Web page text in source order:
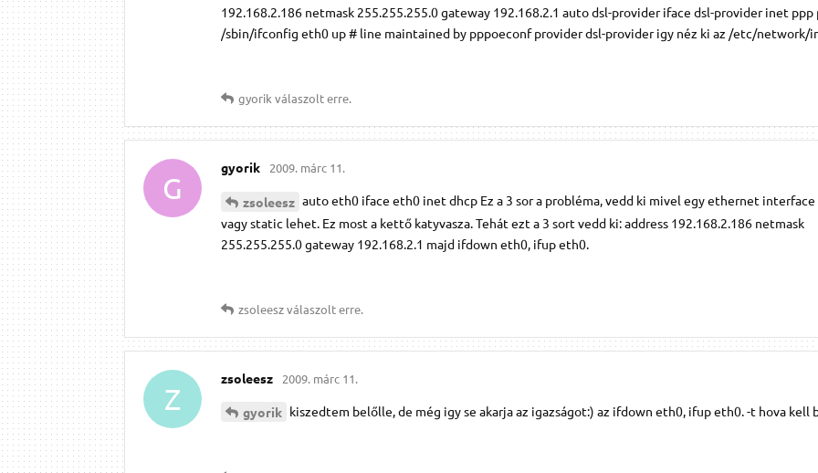
192.168.2.186 netmask 255.255.255.0 gateway 192.168.2.1 auto dsl-provider iface dsl-provider inet ppp
/sbin/ifconfig eth0 up # line maintained by pppoeconf provider dsl-provider igy néz ki az /etc/network/
gyorik válaszolt erre.
G
gyorik 2009. márc 11.
zsoleesz auto eth0 iface eth0 inet dhcp Ez a 3 sor a probléma, vedd ki mivel egy ethernet interface
vagy static lehet. Ez most a kettő katyvasza. Tehát ezt a 3 sort vedd ki: address 192.168.2.186 netmask
255.255.255.0 gateway 192.168.2.1 majd ifdown eth0, ifup eth0.
zsoleeszválaszolt erre.
Z
zsoleesz 2009. márc 11.
gyorik kiszedtem belőlle, de még igy se akarja az igazságot:) az ifdown eth0, ifup eth0. -t hova kell